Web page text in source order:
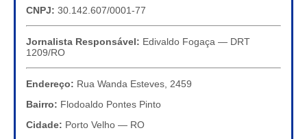
CNPJ: 30.142.607/0001-77
Jornalista Responsável: Edivaldo Fogaça — DRT
1209/RO
Endereço: Rua Wanda Esteves, 2459
Bairro: Flodoaldo Pontes Pinto
Cidade: Porto Velho — RO